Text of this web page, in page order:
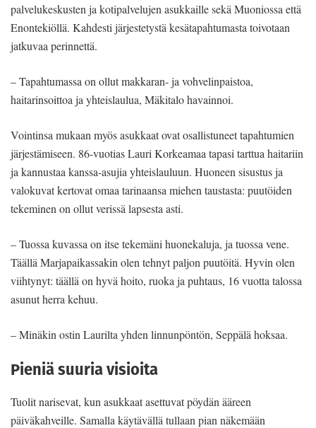
palvelukeskusten ja kotipalvelujen asukkaille sekä Muoniossa että
Enontekiöllä. Kahdesti järjestetystä kesätapahtumasta toivotaan
jatkuvaa perinnettä.
– Tapahtumassa on ollut makkaran- ja vohvelinpaistoa,
haitarinsoittoa ja yhteislaulua, Mäkitalo havainnoi.
Vointinsa mukaan myös asukkaat ovat osallistuneet tapahtumien
järjestämiseen. 86-vuotias Lauri Korkeamaa tapasi tarttua haitariin
ja kannustaa kanssa-asujia yhteislauluun. Huoneen sisustus ja
valokuvat kertovat omaa tarinaansa miehen taustasta: puutöiden
tekeminen on ollut verissä lapsesta asti.
– Tuossa kuvassa on itse tekemäni huonekaluja, ja tuossa vene.
Täällä Marjapaikassakin olen tehnyt paljon puutöitä. Hyvin olen
viihtynyt: täällä on hyvä hoito, ruoka ja puhtaus, 16 vuotta talossa
asunut herra kehuu.
– Minäkin ostin Laurilta yhden linnunpöntön, Seppälä hoksaa.
Pieniä suuria visioita
Tuolit narisevat, kun asukkaat asettuvat pöydän ääreen
päiväkahveille. Samalla käytävällä tullaan pian näkemään